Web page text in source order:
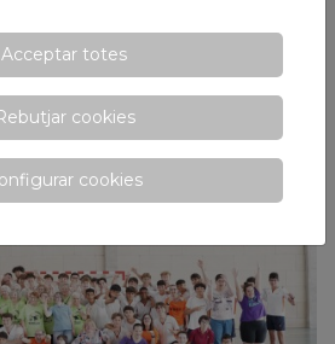
4 s’imposen al concurs nacional de
de videojoc innovador i brillant.
Acceptar totes
cookies
cookies